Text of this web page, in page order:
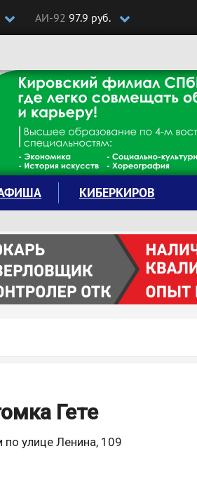
АИ-92 97.9 руб.
КИБЕРКИРОВ
Гете
улице Ленина, 109